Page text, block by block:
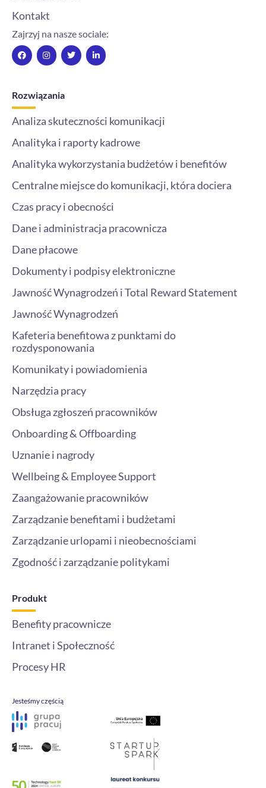
Kontakt
Zajrzyj na nasze sociale:
F
a
c
o
k
I
n
s
r
T
w
i
L
i
n
-
i
Rozwiązania
Analiza skuteczności komunikacji
Analityka i raporty kadrowe
Analityka wykorzystania budżetów i benefitów
Centralne miejsce do komunikacji, która dociera
Czas pracy i obecności
Dane i administracja pracownicza
Dane płacowe
Dokumenty i podpisy elektroniczne
Jawność Wynagrodzeń i Total Reward Statement
Jawność Wynagrodzeń
Kafeteria benefitowa z punktami do
rozdysponowania
Komunikaty i powiadomienia
Narzędzia pracy
Obsługa zgłoszeń pracowników
Onboarding & Offboarding
Uznanie i nagrody
Wellbeing & Employee Support
Zaangażowanie pracowników
Zarządzanie benefitami i budżetami
Zarządzanie urlopami i nieobecnościami
Zgodność i zarządzanie politykami
Produkt
Benefity pracownicze
Intranet i Społeczność
Procesy HR
Jesteśmy częścią